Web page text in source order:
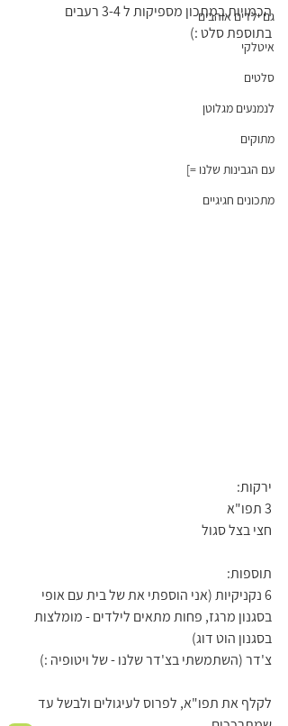
גם ילדים אוהבים
איטלקי
סלטים
לנמנעים מגלוטן
מתוקים
עם הגבינות שלנו =]
מתכונים חגיגיים
הכמויות במתכון מספיקות ל 3-4 רעבים
בתוספת סלט :)
ירקות:
3 תפו"א
חצי בצל סגול
תוספות:
6 נקניקיות (אני הוספתי את של בית עם אופי
בסגנון מרגז, פחות מתאים לילדים - מומלצות
בסגנון הוט דוג)
צ'דר (השתמשתי בצ'דר שלנו - של ויטופיה :)
לקלף את תפו"א, לפרוס לעיגולים ולבשל עד